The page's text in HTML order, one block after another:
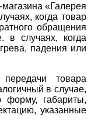
«Галерея
когда товар
обращения
в случаях, когда
падения или
товара
в случае,
форму, габариты,
указанные